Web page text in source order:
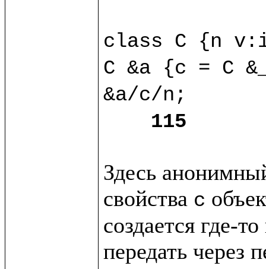
class C {n
C &a {c = C
&a/c/n;
115
Здесь
свойства c
создается где-
передать через